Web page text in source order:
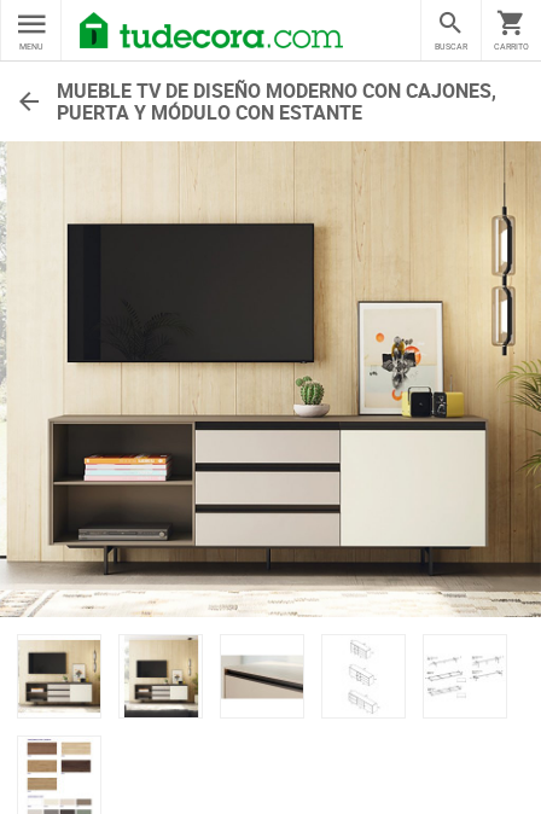
MENU CARRITO
BUSCAR
MUEBLE TV DE DISEÑO MODERNO CON CAJONES,
PUERTA Y MÓDULO CON ESTANTE